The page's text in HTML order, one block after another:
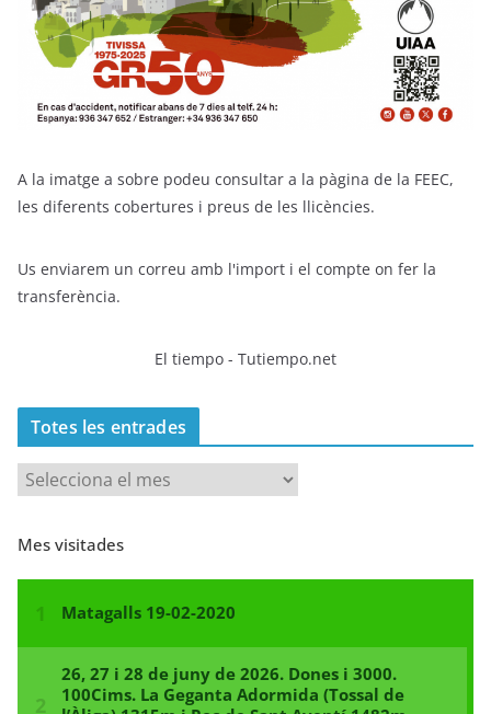
A la imatge a sobre podeu consultar a la pàgina de la FEEC,
les diferents cobertures i preus de les llicències.
Us enviarem un correu amb l'import i el compte on fer la
transferència.
El tiempo - Tutiempo.net
Totes les entrades
o
e
s
Mes visitades